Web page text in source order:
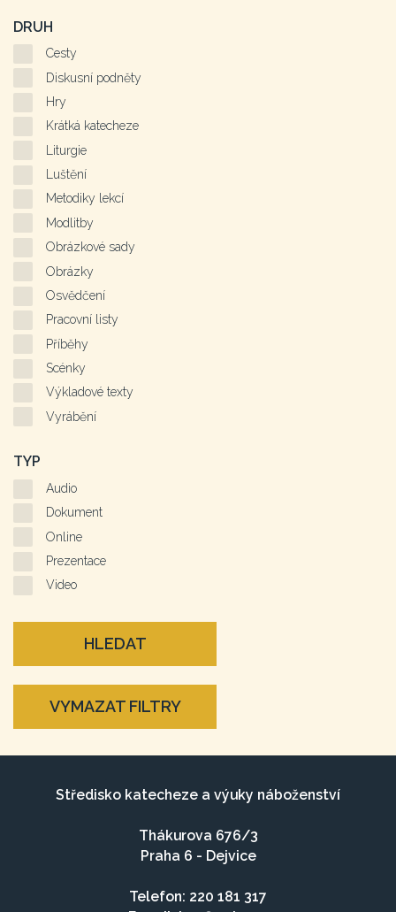
DRUH
Cesty
Diskusní podněty
Hry
Krátká katecheze
Liturgie
Luštění
Metodiky lekcí
Modlitby
Obrázkové sady
Obrázky
Osvědčení
Pracovní listy
Příběhy
Scénky
Výkladové texty
Vyrábění
TYP
Audio
Dokument
Online
Prezentace
Video
HLEDAT
VYMAZAT FILTRY
Středisko katecheze a výuky náboženství
Thákurova 676/3
Praha 6 - Dejvice
Telefon: 220 181 317